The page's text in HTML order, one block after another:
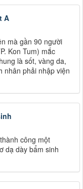
A
mà gần 90 người
Kon Tum) mắc
là sốt, vàng da,
nhân phải nhập viện
công một
dạ dày bẩm sinh